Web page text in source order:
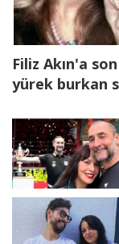
Filiz Akın'a
yürek burkan